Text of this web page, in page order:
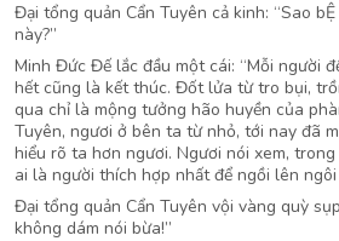
Đại tổng quản Cẩn Tuyên cả kinh: “Sao
này?”
Minh Đức Đế lắc đầu một cái: “Mỗi người
hết cũng là kết thúc. Đốt lửa từ tro bụi,
qua chỉ là mộng tưởng hão huyền của
Tuyên, ngươi ở bên ta từ nhỏ, tới nay đã
hiểu rõ ta hơn ngươi. Ngươi nói xem,
ai là người thích hợp nhất để ngồi lên ngôi
Đại tổng quản Cẩn Tuyên vội vàng quỳ
không dám nói bừa!”